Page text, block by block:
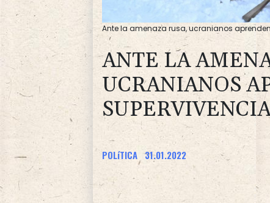
Ante la amenaza rusa, ucranianos
ANTE LA
UCRANIANOS
POLíTICA 31.01.2022